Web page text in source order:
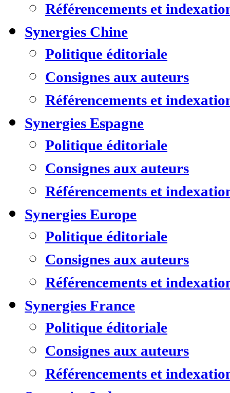
Référencements et
Synergies Chine
Politique éditoriale
Consignes aux auteurs
Référencements et
Synergies Espagne
Politique éditoriale
Consignes aux auteurs
Référencements et
Synergies Europe
Politique éditoriale
Consignes aux auteurs
Référencements et
Synergies France
Politique éditoriale
Consignes aux auteurs
Référencements et